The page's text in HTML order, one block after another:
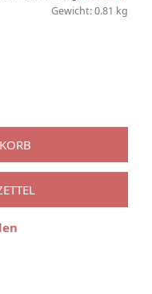
Gewicht: 0.81 kg